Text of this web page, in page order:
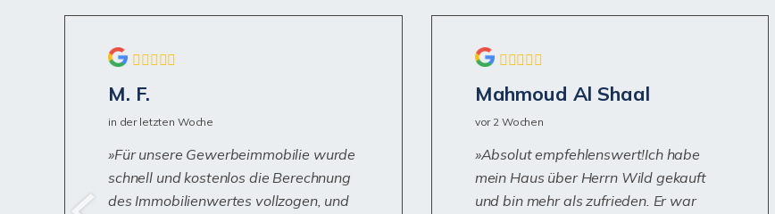
M. F.
in der letzten Woche
Für unsere Gewerbeimmobilie wurde
schnell und kostenlos die Berechnung
des Immobilienwertes vollzogen, und
Mahmoud Al Shaal
vor 2 Wochen
Absolut empfehlenswert!Ich habe
mein Haus über Herrn Wild gekauft
und bin mehr als zufrieden. Er war